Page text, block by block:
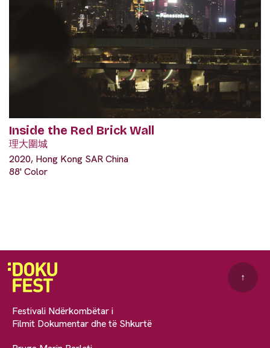
Inside the Red Brick Wall
理大圍城
2020, Hong Kong SAR China
88' Color
Festivali Ndërkombëtar i
Filmit Dokumentar dhe të Shkurtë
↑